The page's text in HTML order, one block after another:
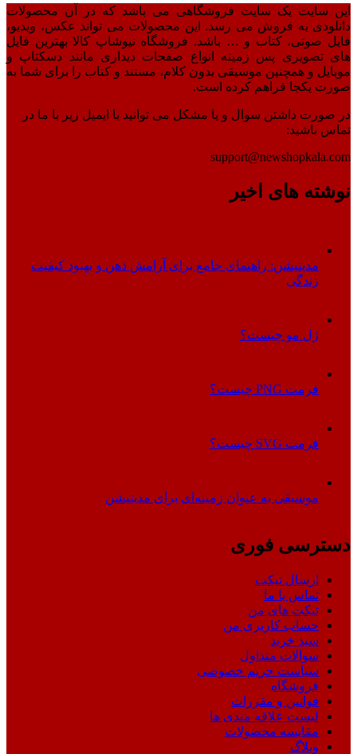
این سایت یک سایت فروشگاهی می باشد که در آن محصولات
دانلودی به فروش می رسد. این محصولات می تواند عکس، ویدیو،
فایل صوتی، کتاب و … باشد. فروشگاه نیوشاپ کالا بهترین فایل
های تصویری پس زمینه انواع صفحات دیداری مانند دسکتاپ و
موبایل و همچنین موسیقی بدون کلام، مستند و کتاب را برای شما به
صورت یکجا فراهم کرده است.
در صورت داشتن سوال و یا مشکل می توانید با ایمیل زیر با ما در
تماس باشید:
support@newshopkala.com
نوشته های اخیر
مدیتیشن: راهنمای جامع برای آرامش ذهن و بهبود کیفیت
زندگی
ژل مو چیست؟
فرمت PNG چیست؟
فرمت SVG چیست؟
موسیقی به عنوان زمینه‌ای برای مدیتیشن
دسترسی فوری
ارسال تیکت
تماس با ما
تیکت های من
حساب کاربری من
سبد خرید
سوالات متداول
سیاست حریم خصوصی
فروشگاه
قوانین و مقررات
لیست علاقه مندی ها
مقایسه محصولات
وبلاگ